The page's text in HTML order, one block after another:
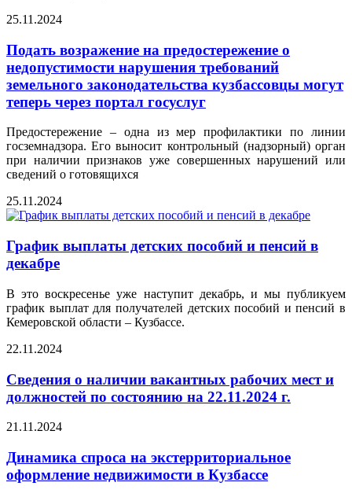
25.11.2024
Подать возражение на предостережение о
недопустимости нарушения требований
земельного законодательства кузбассовцы могут
теперь через портал госуслуг
Предостережение – одна из мер профилактики по линии
госземнадзора. Его выносит контрольный (надзорный) орган
при наличии признаков уже совершенных нарушений или
сведений о готовящихся
25.11.2024
График выплаты детских пособий и пенсий в
декабре
В это воскресенье уже наступит декабрь, и мы публикуем
график выплат для получателей детских пособий и пенсий в
Кемеровской области – Кузбассе.
22.11.2024
Сведения о наличии вакантных рабочих мест и
должностей по состоянию на 22.11.2024 г.
21.11.2024
Динамика спроса на экстерриториальное
оформление недвижимости в Кузбассе